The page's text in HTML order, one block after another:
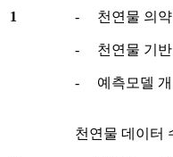
1 - 천연물 의약
- 천연물 기반
- 예측모델 개
천연물 데이터